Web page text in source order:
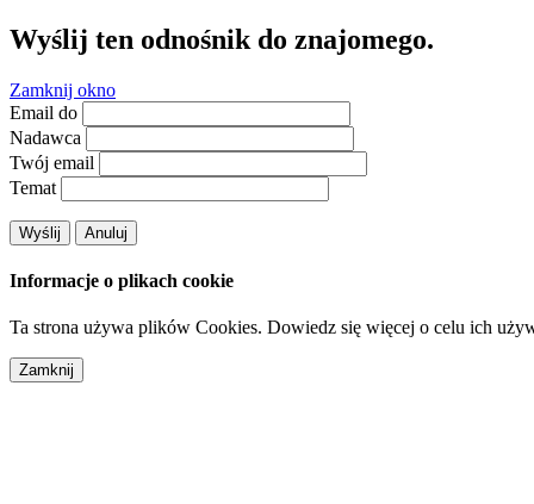
Wyślij ten odnośnik do znajomego.
Zamknij okno
Email do
Nadawca
Twój email
Temat
Wyślij Anuluj
Informacje o plikach cookie
Ta strona używa plików Cookies. Dowiedz się więcej o celu ich